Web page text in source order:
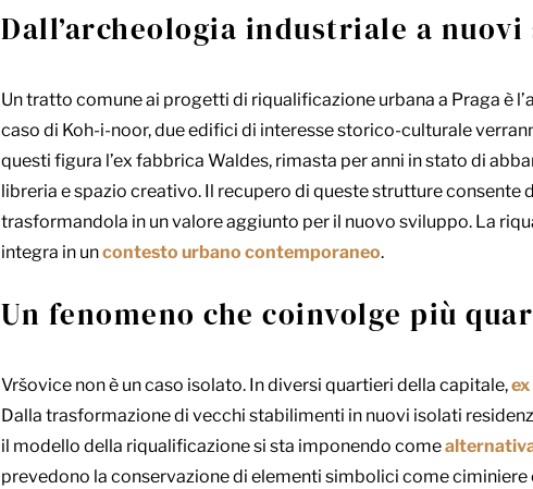
Dall’archeologia industriale a
Un tratto comune ai progetti di riqualificazione urbana a Praga è
caso di Koh-i-noor, due edifici di interesse storico-culturale
questi figura l’ex fabbrica Waldes, rimasta per anni in stato di
libreria e spazio creativo. Il recupero di queste strutture consente
trasformandola in un valore aggiunto per il nuovo sviluppo. La
integra in uncontesto urbano contemporaneo.
Un fenomeno che coinvolge più
Vršovice non è un caso isolato. In diversi quartieri della capitale,
Dalla trasformazione di vecchi stabilimenti in nuovi isolati
il modello della riqualificazione si sta imponendo come
prevedono la conservazione di elementi simbolici come